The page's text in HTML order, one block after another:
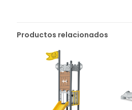
Productos relacionados